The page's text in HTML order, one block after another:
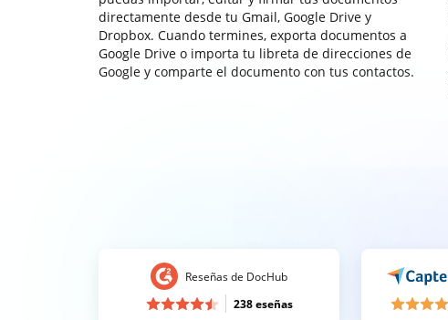
directamente desde tu Gmail, Google Drive y
Dropbox. Cuando termines, exporta documentos a
Google Drive o importa tu libreta de direcciones de
Google y comparte el documento con tus contactos.
Reseñas de DocHub
238 eseñas